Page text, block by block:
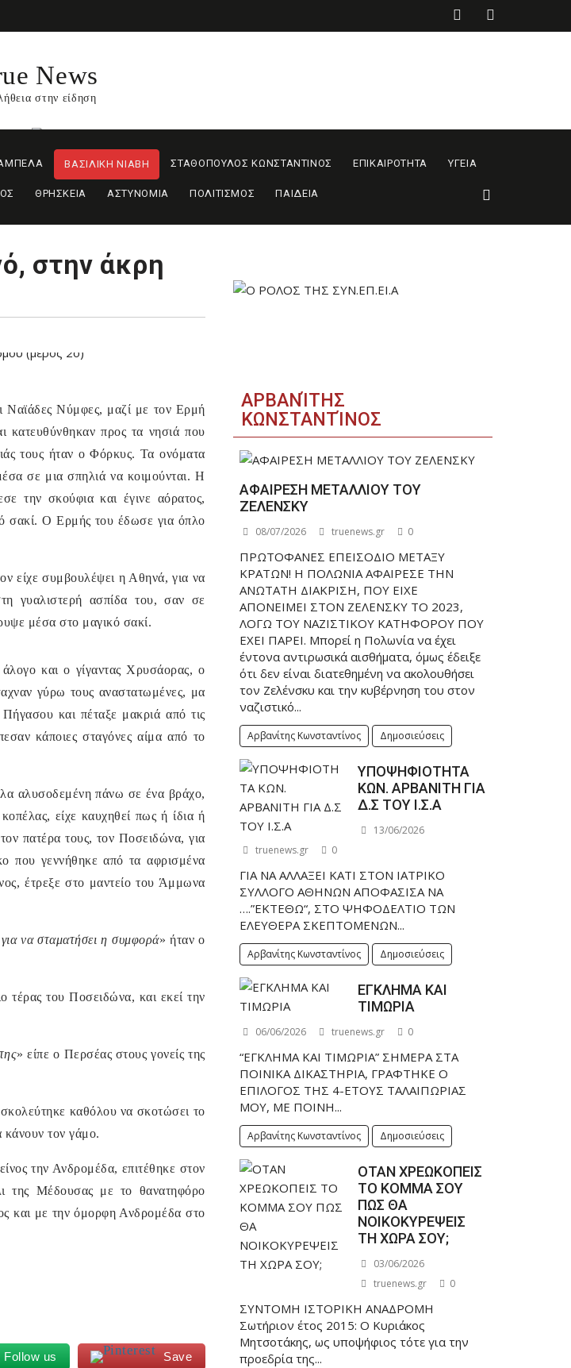
News
στην είδηση
ΒΑΣΙΛΙΚΗ ΝΙΑΒΗ ΣΤΑΘΟΠΟΥΛΟΣ ΚΩΝΣΤΑΝΤΙΝΟΣ ΕΠΙΚΑΙΡΟΤΗΤΑ ΥΓΕΙΑ
ΘΡΗΣΚΕΙΑ ΑΣΤΥΝΟΜΙΑ ΠΟΛΙΤΙΣΜΟΣ ΠΑΙΔΕΙΑ
στην άκρη
Ναϊάδες Νύμφες, μαζί με τον Ερμή
κατευθύνθηκαν προς τα νησιά που
τους ήταν ο Φόρκυς. Τα ονόματα
σε μια σπηλιά να κοιμούνται. Η
την σκούφια και έγινε αόρατος,
σακί. Ο Ερμής του έδωσε για όπλο
είχε συμβουλέψει η Αθηνά, για να
γυαλιστερή ασπίδα του, σαν σε
μέσα στο μαγικό σακί.
και ο γίγαντας Χρυσάορας, ο
γύρω τους αναστατωμένες, μα
και πέταξε μακριά από τις
κάποιες σταγόνες αίμα από το
αλυσοδεμένη πάνω σε ένα βράχο,
είχε καυχηθεί πως ή ίδια ή
πατέρα τους, τον Ποσειδώνα, για
που γεννήθηκε από τα αφρισμένα
έτρεξε στο μαντείο του Άμμωνα
για να σταματήσει η συμφορά» ήταν ο
τέρας του Ποσειδώνα, και εκεί την
» είπε ο Περσέας στους γονείς της
καθόλου να σκοτώσει το
κάνουν τον γάμο.
την Ανδρομέδα, επιτέθηκε στον
της Μέδουσας με το θανατηφόρο
και με την όμορφη Ανδρομέδα στο
Follow us Save
ΑΡΒΑΝΊΤΗΣ
ΚΩΝΣΤΑΝΤΊΝΟΣ
ΑΦΑΙΡΕΣΗ ΜΕΤΑΛΛΙΟΥ ΤΟΥ
ΖΕΛΕΝΣΚΥ
08/07/2026 truenews.gr 0
ΠΡΩΤΟΦΑΝΕΣ ΕΠΕΙΣΟΔΙΟ ΜΕΤΑΞΥ
ΚΡΑΤΩΝ! Η ΠΟΛΩΝΙΑ ΑΦΑΙΡΕΣΕ ΤΗΝ
ΑΝΩΤΑΤΗ ΔΙΑΚΡΙΣΗ, ΠΟΥ ΕΙΧΕ
ΑΠΟΝΕΙΜΕΙ ΣΤΟΝ ΖΕΛΕΝΣΚΥ ΤΟ 2023,
ΛΟΓΩ ΤΟΥ ΝΑΖΙΣΤΙΚΟΥ ΚΑΤΗΦΟΡΟΥ ΠΟΥ
ΕΧΕΙ ΠΑΡΕΙ. Μπορεί η Πολωνία να έχει
έντονα αντιρωσικά αισθήματα, όμως έδειξε
ότι δεν είναι διατεθημένη να ακολουθήσει
τον Ζελένσκυ και την κυβέρνηση του στον
ναζιστικό...
Αρβανίτης Κωνσταντίνος Δημοσιεύσεις
ΥΠΟΨΗΦΙΟΤΗΤΑ
ΚΩΝ. ΑΡΒΑΝΙΤΗ ΓΙΑ
Δ.Σ ΤΟΥ Ι.Σ.Α
13/06/2026
truenews.gr
0
ΓΙΑ ΝΑ ΑΛΛΑΞΕΙ ΚΑΤΙ ΣΤΟΝ ΙΑΤΡΙΚΟ
ΣΥΛΛΟΓΟ ΑΘΗΝΩΝ ΑΠΟΦΑΣΙΣΑ ΝΑ
….”ΕΚΤΕΘΩ“, ΣΤΟ ΨΗΦΟΔΕΛΤΙΟ ΤΩΝ
ΕΛΕΥΘΕΡΑ ΣΚΕΠΤΟΜΕΝΩΝ...
Αρβανίτης Κωνσταντίνος Δημοσιεύσεις
ΕΓΚΛΗΜΑ ΚΑΙ
ΤΙΜΩΡΙΑ
06/06/2026 truenews.gr 0
“ΕΓΚΛΗΜΑ ΚΑΙ ΤΙΜΩΡΙΑ” ΣΗΜΕΡΑ ΣΤΑ
ΠΟΙΝΙΚΑ ΔΙΚΑΣΤΗΡΙΑ, ΓΡΑΦΤΗΚΕ Ο
ΕΠΙΛΟΓΟΣ ΤΗΣ 4-ΕΤΟΥΣ ΤΑΛΑΙΠΩΡΙΑΣ
ΜΟΥ, ΜΕ ΠΟΙΝΗ...
Αρβανίτης Κωνσταντίνος Δημοσιεύσεις
ΟΤΑΝ ΧΡΕΩΚΟΠΕΙΣ
ΤΟ ΚΟΜΜΑ ΣΟΥ
ΠΩΣ ΘΑ
ΝΟΙΚΟΚΥΡΕΨΕΙΣ
ΤΗ ΧΩΡΑ ΣΟΥ;
03/06/2026
truenews.gr
0
ΣΥΝΤΟΜΗ ΙΣΤΟΡΙΚΗ ΑΝΑΔΡΟΜΗ
Σωτήριον έτος 2015: Ο Κυριάκος
Μητσοτάκης, ως υποψήφιος τότε για την
προεδρία της...